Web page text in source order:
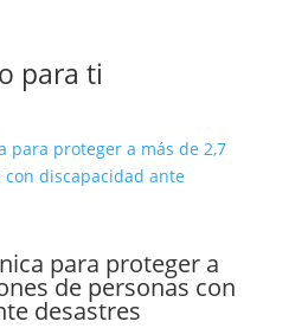
para ti
para proteger a
de personas con
desastres